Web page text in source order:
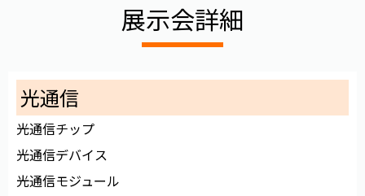
展示会詳細
光通信
光通信チップ
光通信デバイス
光通信モジュール